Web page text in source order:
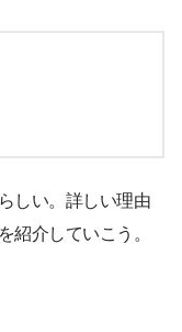
しい。詳しい理由
紹介していこう。